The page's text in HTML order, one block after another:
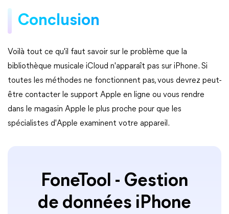
Conclusion
Voilà tout ce qu'il faut savoir sur le problème que la
bibliothèque musicale iCloud n'apparaît pas sur iPhone. Si
toutes les méthodes ne fonctionnent pas, vous devrez peut-
être contacter le support Apple en ligne ou vous rendre
dans le magasin Apple le plus proche pour que les
spécialistes d'Apple examinent votre appareil.
FoneTool - Gestion
de données iPhone